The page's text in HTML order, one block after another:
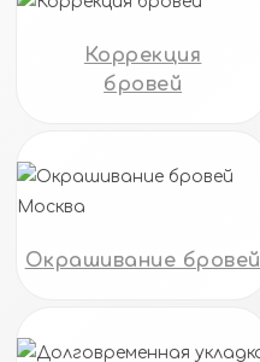
Коррекция
бровей
Окрашивание бровей